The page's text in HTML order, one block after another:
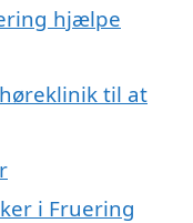
hjælpe
til at
i Fruering